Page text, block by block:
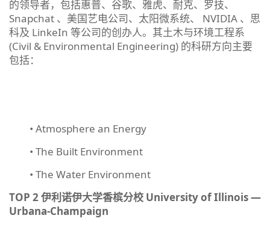
的领导者，包括惠普、谷歌、雅虎、耐克、罗技、
Snapchat 、美国艺电公司、太阳微系统、 NVIDIA 、思
科及 LinkeIn 等公司的创办人。其土木与环境工程系
(Civil & Environmental Engineering) 的科研方向主要
包括：
• Atmosphere an Energy
• The Built Environment
• The Water Environment
TOP 2伊利诺伊大学香槟分校 University of Illinois—
Urbana-Champaign